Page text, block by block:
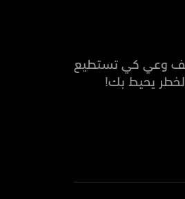
وعي كي تستطيع
لخطر يحيط بك!